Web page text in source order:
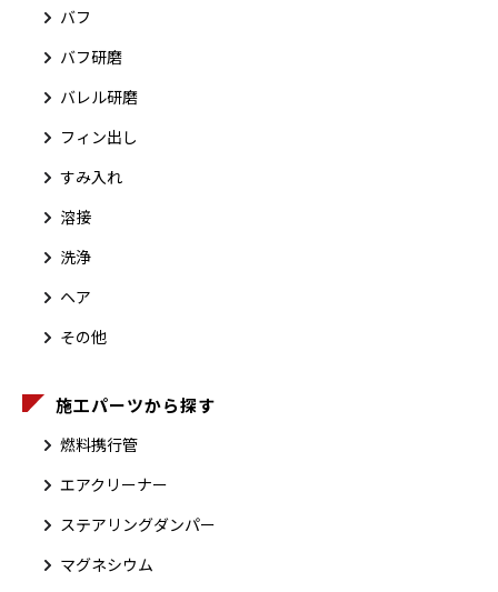
バフ
バフ研磨
バレル研磨
フィン出し
すみ入れ
溶接
洗浄
ヘア
その他
施工パーツから探す
燃料携行管
エアクリーナー
ステアリングダンパー
マグネシウム